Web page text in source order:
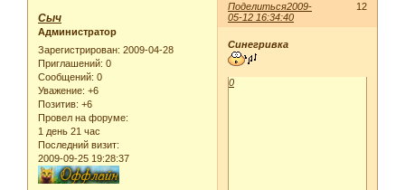
Поделиться 12
2009-
05-12 16:34:40
Сыч
Администратор
Зарегистрирован: 2009-04-28
Приглашений: 0
Сообщений: 0
Уважение: +6
Позитив: +6
Провел на форуме:
1 день 21 час
Последний визит:
2009-09-25 19:28:37
Синегривка
0